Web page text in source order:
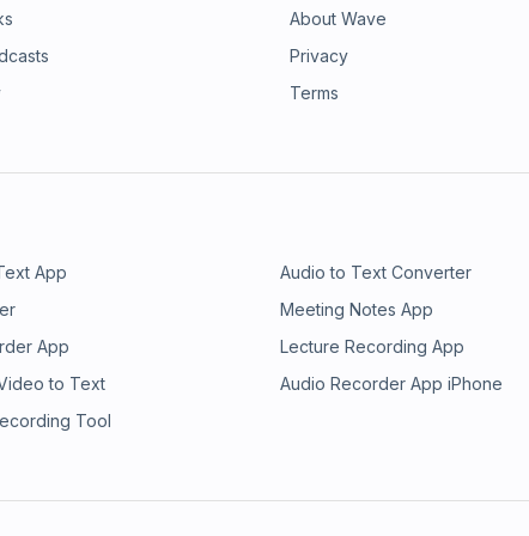
et respect de l’identité des
Carine Karachi nous
qui nous rappelle que
Hébergé par Acast.
About Wave
Privacy
Terms
App Audio to Text Converter
Meeting Notes App
App Lecture Recording App
to Text Audio Recorder App iPhone
Tool